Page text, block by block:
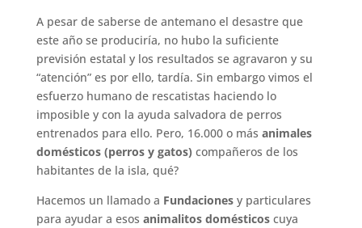
A pesar de saberse de antemano el desastre que
este año se produciría, no hubo la suficiente
previsión estatal y los resultados se agravaron y su
“atención” es por ello, tardía. Sin embargo vimos el
esfuerzo humano de rescatistas haciendo lo
imposible y con la ayuda salvadora de perros
entrenados para ello. Pero, 16.000 o más animales
domésticos (perros y gatos) compañeros de los
habitantes de la isla, qué?
Hacemos un llamado a Fundaciones y particulares
para ayudar a esos animalitos domésticoscuya